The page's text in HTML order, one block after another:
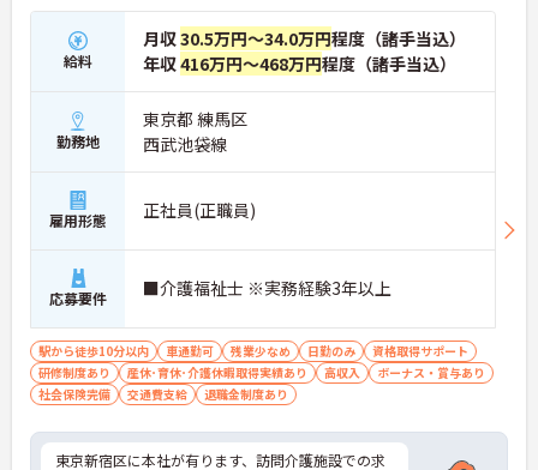
・資格手当や処遇改善手当が充実！昇格実績もあり
頑張りがしっかり評価される風通しの良い環境です
【最新設備による負担軽減と働きやすさ】
・最新の見守りシステム導入により夜勤時の巡視の
手間を大きく軽減しています
・機器の導入にあたっては誰でも使いこなせるよう
丁寧な指導を実施しています
【生活を支える充実の福利厚生】
・1食300円で施設と同じ食事が食べられる食事補助
制度を利用できます ・徒歩や自転車の通勤手当も用
意しています
給料
月収30.5万円～34.0万円程度（諸手当込）
年収416万円～468万円程度（諸手当込）
勤務地
東京都 練馬区
西武池袋線
雇用形態 正社員(正職員)
応募要件 ■介護福祉士 ※実務経験3年以上
駅から徒歩10分以内 車通勤可 残業少なめ 日勤のみ
資格取得サポート
研修制度あり
産休･育休･介護休暇取得実績あり 高収入
ボーナス・賞与あり
社会保険完備
交通費支給 退職金制度あり
東京新宿区に本社が有ります、訪問介護施設での求